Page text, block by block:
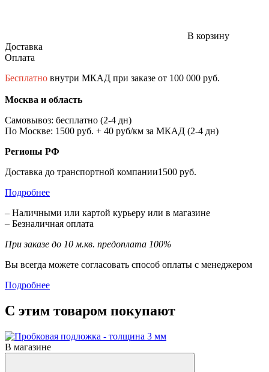
В корзину
Доставка
Оплата
Бесплатно внутри МКАД при заказе от 100 000 руб.
Москва и область
Самовывоз: бесплатно (2-4 дн)
По Москве: 1500 руб. + 40 руб/км за МКАД (2-4 дн)
Регионы РФ
Доставка до транспортной компании1500 руб.
Подробнее
– Наличными или картой курьеру или в магазине
– Безналичная оплата
При заказе до 10 м.кв. предоплата 100%
Вы всегда можете согласовать способ оплаты с менеджером
Подробнее
С этим товаром покупают
В магазине